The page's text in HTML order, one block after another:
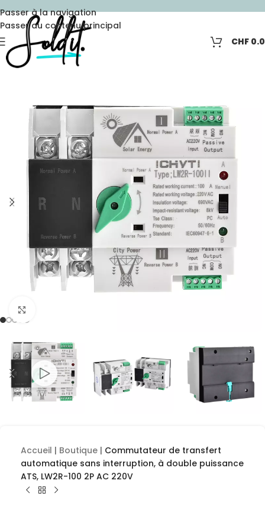
Passer à la navigation
Passer au contenu principal
CHF
Accueil | Boutique | Commutateur de transfert
automatique sans interruption, à double puissance
ATS, LW2R-100 2P AC 220V